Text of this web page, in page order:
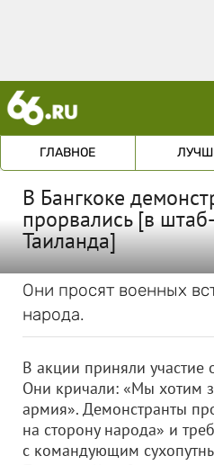
ГЛАВНОЕ
В Бангкоке
прорвались [в
Таиланда]
Они просят военных
народа.
В акции приняли участие
Они кричали: «Мы хотим
армия». Демонстранты
на сторону народа» и
с командующим